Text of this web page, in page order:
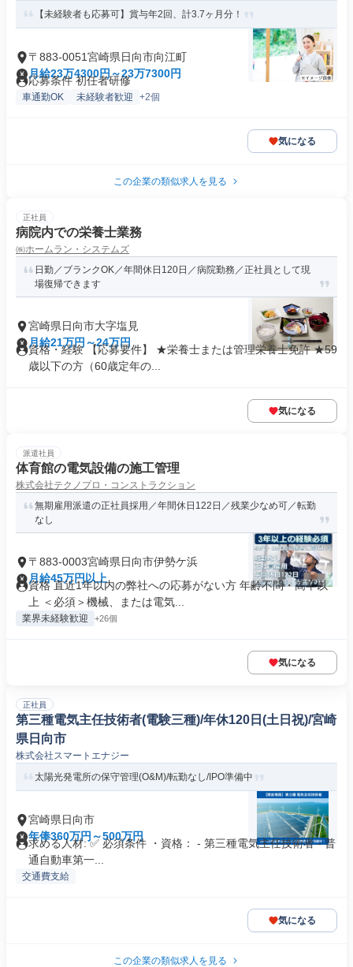
【未経験者も応募可】賞与年2回、計3.7ヶ月分！
〒883-0051宮崎県日向市向江町
月給23万4300円～23万7300円
応募条件 初任者研修
車通勤OK 未経験者歓迎 +2個
気になる
この企業の類似求人を見る
正社員
病院内での栄養士業務
㈱ホームラン・システムズ
日勤／ブランクOK／年間休日120日／病院勤務／正社員として現
場復帰できます
宮崎県日向市大字塩見
月給21万円～24万円
資格・経験 【応募要件】 ★栄養士または管理栄養士免許 ★59
歳以下の方（60歳定年の...
気になる
派遣社員
体育館の電気設備の施工管理
株式会社テクノプロ・コンストラクション
無期雇用派遣の正社員採用／年間休日122日／残業少なめ可／転勤
なし
〒883-0003宮崎県日向市伊勢ケ浜
月給45万円以上
資格 直近1年以内の弊社への応募がない方 年齢不問・高卒以
上 ＜必須＞機械、または電気...
業界未経験歓迎 +26個
気になる
正社員
第三種電気主任技術者(電験三種)/年休120日(土日祝)/宮崎
県日向市
株式会社スマートエナジー
太陽光発電所の保守管理(O&M)/転勤なし/IPO準備中
宮崎県日向市
年俸360万円～500万円
求める人材: ✅ 必須条件 ・資格： - 第三種電気主任技術者 - 普
通自動車第一...
交通費支給
気になる
この企業の類似求人を見る